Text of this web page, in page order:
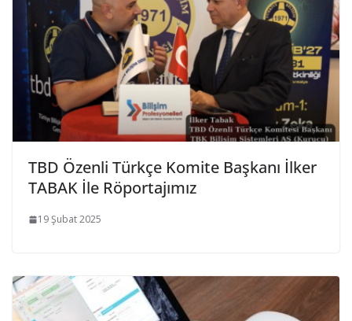
TBD Özenli Türkçe Komite Başkanı İlker
TABAK İle Röportajımız
19 Şubat 2025